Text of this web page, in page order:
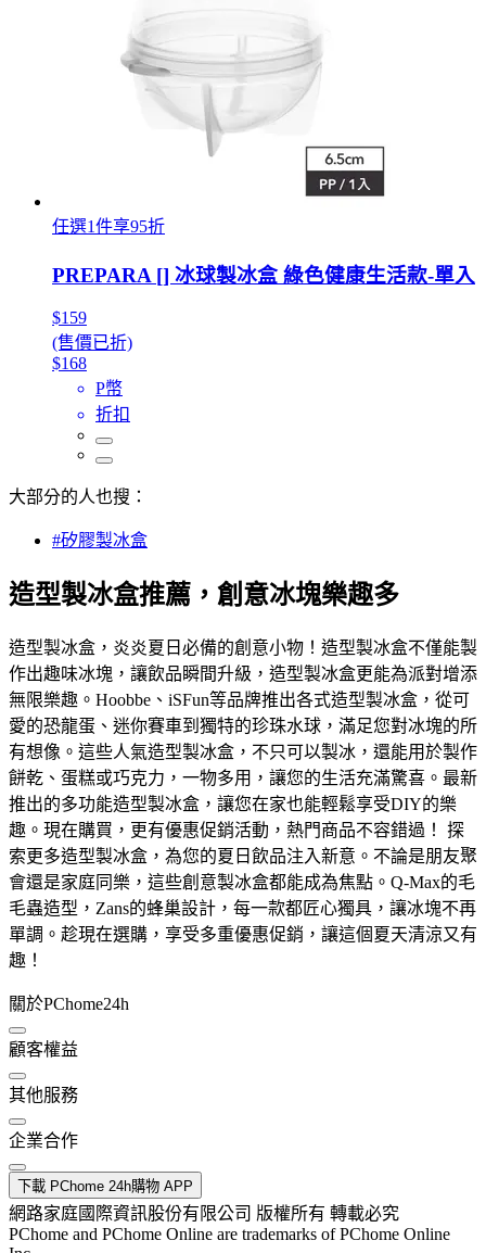
任選1件享95折
PREPARA [] 冰球製冰盒 綠色健康生活款-單入
$159
(售價已折)
$168
P幣
折扣
大部分的人也搜：
#矽膠製冰盒
造型製冰盒推薦，創意冰塊樂趣多
造型製冰盒，炎炎夏日必備的創意小物！造型製冰盒不僅能製
作出趣味冰塊，讓飲品瞬間升級，造型製冰盒更能為派對增添
無限樂趣。Hoobbe、iSFun等品牌推出各式造型製冰盒，從可
愛的恐龍蛋、迷你賽車到獨特的珍珠水球，滿足您對冰塊的所
有想像。這些人氣造型製冰盒，不只可以製冰，還能用於製作
餅乾、蛋糕或巧克力，一物多用，讓您的生活充滿驚喜。最新
推出的多功能造型製冰盒，讓您在家也能輕鬆享受DIY的樂
趣。現在購買，更有優惠促銷活動，熱門商品不容錯過！ 探
索更多造型製冰盒，為您的夏日飲品注入新意。不論是朋友聚
會還是家庭同樂，這些創意製冰盒都能成為焦點。Q-Max的毛
毛蟲造型，Zans的蜂巢設計，每一款都匠心獨具，讓冰塊不再
單調。趁現在選購，享受多重優惠促銷，讓這個夏天清涼又有
趣！
關於PChome24h
顧客權益
其他服務
企業合作
下載 PChome 24h購物 APP
網路家庭國際資訊股份有限公司 版權所有 轉載必究
PChome and PChome Online are trademarks of PChome Online